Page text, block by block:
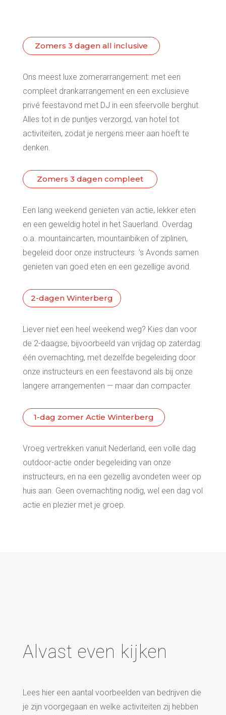
Zomers 3 dagen all inclusive
Ons meest luxe zomerarrangement: met een
compleet drankarrangement en een exclusieve
privé feestavond met DJ in een sfeervolle berghut.
Alles tot in de puntjes verzorgd, van hotel tot
activiteiten, zodat je nergens meer aan hoeft te
denken.
Zomers 3 dagen compleet
Een lang weekend genieten van actie, lekker eten
en een geweldig hotel in het Sauerland. Overdag
o.a. mountaincarten, mountainbiken of ziplinen,
begeleid door onze instructeurs. ’s Avonds samen
genieten van goed eten en een gezellige avond.
2-dagen Winterberg
Liever niet een heel weekend weg? Kies dan voor
de 2-daagse, bijvoorbeeld van vrijdag op zaterdag:
één overnachting, met dezelfde begeleiding door
onze instructeurs en een feestavond als bij onze
langere arrangementen — maar dan compacter.
1-dag zomer Actie Winterberg
Vroeg vertrekken vanuit Nederland, een volle dag
outdoor-actie onder begeleiding van onze
instructeurs, en na een gezellig avondeten weer op
huis aan. Geen overnachting nodig, wel een dag vol
actie en plezier met je groep.
Alvast even kijken
Lees hier een aantal voorbeelden van bedrijven die
je zijn voorgegaan en welke activiteiten zij hebben